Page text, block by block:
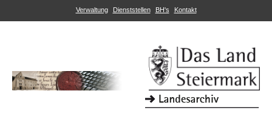
Verwaltung Dienststellen BH's Kontakt